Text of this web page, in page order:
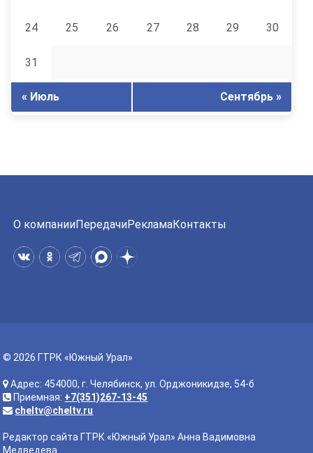
24 25 26 27 28 29 30
31
« Июль Сентябрь »
О компанииПередачиРекламаКонтакты
© 2026 ГТРК «Южный Урал»
Адрес: 454000, г. Челябинск, ул. Орджоникидзе, 54-б
Приемная: +7(351)267-13-45
cheltv@cheltv.ru
Редактор сайта ГТРК «Южный Урал» Анна Вадимовна
Медведева